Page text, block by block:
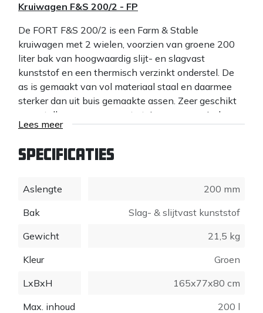
Kruiwagen F&S 200/2 - FP
De FORT F&S 200/2 is een Farm & Stable
kruiwagen met 2 wielen, voorzien van groene 200
liter bak van hoogwaardig slijt- en slagvast
kunststof en een thermisch verzinkt onderstel. De
as is gemaakt van vol materiaal staal en daarmee
sterker dan uit buis gemaakte assen. Zeer geschikt
voor stallen, maneges, grote tuinen en agrarische
producten.
hoogwaardige UV-stabilisator in alle kunststof
Productgegevens:
- Wiel: 2xPP velg met lager Flex Pro - NML
- Inhoud: 200 l
- LxBxH: 165x77x80 cm
- Laad max.: 300 kg
Lees meer
Specificaties
Aslengte
200 mm
Bak
Slag- & slijtvast kunststof
Gewicht
21,5 kg
Kleur
Groen
LxBxH
165x77x80 cm
Max. inhoud
200 l